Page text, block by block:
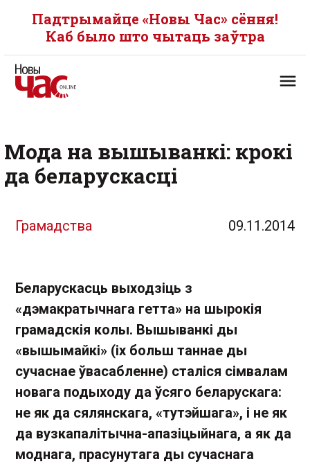
Падтрымайце «Новы Час» сёння!
Каб было што чытаць заўтра
Мода на вышыванкі: крокі
да беларускасці
Грамадства 09.11.2014
Беларускасць выходзіць з
«дэмакратычнага гетта» на шырокія
грамадскія колы. Вышыванкі ды
«вышымайкі» (іх больш таннае ды
сучаснае ўвасабленне) сталіся сімвалам
новага подыходу да ўсяго беларускага:
не як да сялянскага, «тутэйшага», і не як
да вузкапалітычна-апазіцыйнага, а як да
моднага, прасунутага ды сучаснага